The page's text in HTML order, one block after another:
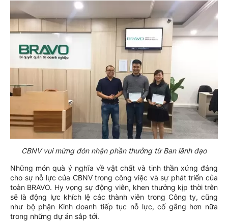
CBNV vui mừng đón nhận phần thưởng từ Ban lãnh đạo
Những món quà ý nghĩa về vật chất và tinh thần xứng đáng
cho sự nỗ lực của CBNV trong công việc và sự phát triển của
toàn BRAVO. Hy vọng sự động viên, khen thưởng kịp thời trên
sẽ là động lực khích lệ các thành viên trong Công ty, cũng
như bộ phận Kinh doanh tiếp tục nỗ lực, cố gắng hơn nữa
trong những dự án sắp tới.